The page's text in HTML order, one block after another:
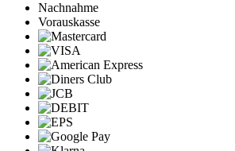
Nachnahme
Vorauskasse